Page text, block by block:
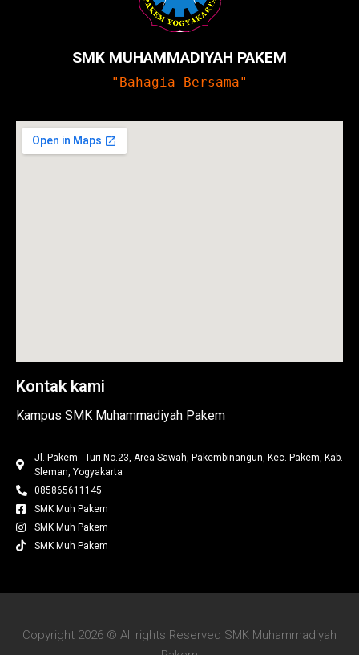
SMK MUHAMMADIYAH PAKEM
"Bahagia Bersama"
Kontak kami
Kampus SMK Muhammadiyah Pakem
Jl. Pakem - Turi No.23, Area Sawah, Pakembinangun, Kec. Pakem, Kab.
Sleman, Yogyakarta
085865611145
SMK Muh Pakem
SMK Muh Pakem
SMK Muh Pakem
Copyright 2026 © All rights Reserved SMK Muhammadiyah